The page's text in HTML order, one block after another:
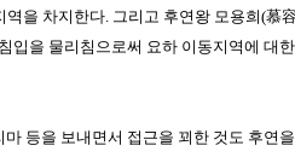
역을 차지한다. 그리고 후연왕 모용희(慕
입을 물리침으로써 요하 이동지역에 대한
마 등을 보내면서 접근을 꾀한 것도 후연 을